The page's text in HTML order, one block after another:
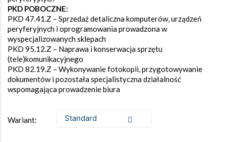
PKD POBOCZNE:
PKD 47.41.Z – Sprzedaż detaliczna komputerów, urządzeń
peryferyjnych i oprogramowania prowadzona w
wyspecjalizowanych sklepach
PKD 95.12.Z – Naprawa i konserwacja sprzętu
(tele)komunikacyjnego
PKD 82.19.Z – Wykonywanie fotokopii, przygotowywanie
dokumentów i pozostała specjalistyczna działalność
wspomagająca prowadzenie biura
Wariant: